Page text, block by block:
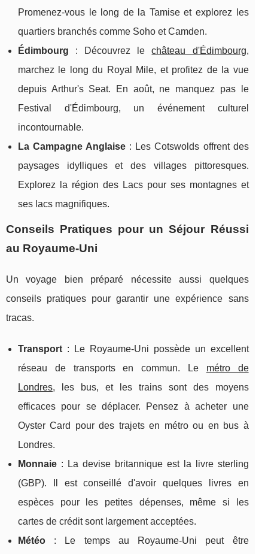
Promenez-vous le long de la Tamise et explorez les
quartiers branchés comme Soho et Camden.
Édimbourg : Découvrez lechâteau d'Édimbourg,
marchez le long du Royal Mile, et profitez de la vue
depuis Arthur's Seat. En août, ne manquez pas le
Festival d'Édimbourg, un événement culturel
incontournable.
La Campagne Anglaise : Les Cotswolds offrent des
paysages idylliques et des villages pittoresques.
Explorez la région des Lacs pour ses montagnes et
ses lacs magnifiques.
Conseils Pratiques pour un Séjour Réussi
au Royaume-Uni
Un voyage bien préparé nécessite aussi quelques
conseils pratiques pour garantir une expérience sans
tracas.
Transport : Le Royaume-Uni possède un excellent
réseau de transports en commun. Le métro de
Londres, les bus, et les trains sont des moyens
efficaces pour se déplacer. Pensez à acheter une
Oyster Card pour des trajets en métro ou en bus à
Londres.
Monnaie : La devise britannique est la livre sterling
(GBP). Il est conseillé d'avoir quelques livres en
espèces pour les petites dépenses, même si les
cartes de crédit sont largement acceptées.
Météo : Le temps au Royaume-Uni peut être